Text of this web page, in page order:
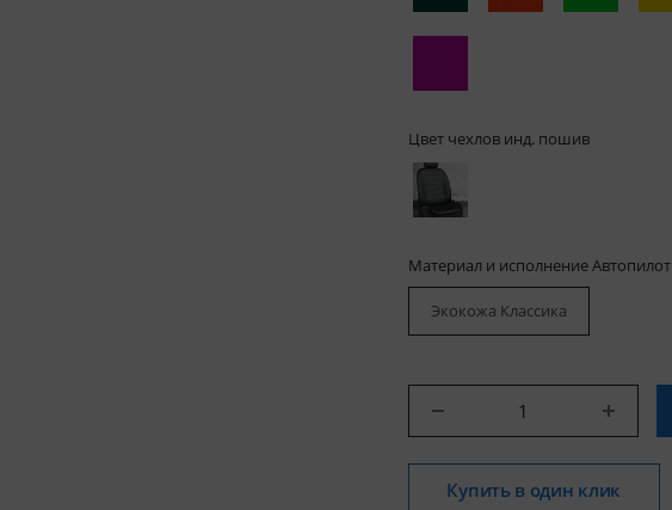
Цвет чехлов инд. пошив
Материал и исполнение Автопилот
Экокожа Классика
Купить в один клик